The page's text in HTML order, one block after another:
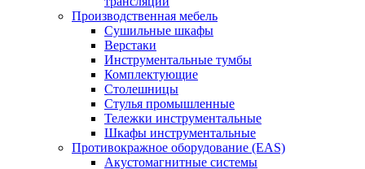
Производственная мебель
Cушильные шкафы
Верстаки
Инструментальные тумбы
Комплектующие
Столешницы
Стулья промышленные
Тележки инструментальные
Шкафы инструментальные
Противокражное оборудование (EAS)
Акустомагнитные системы